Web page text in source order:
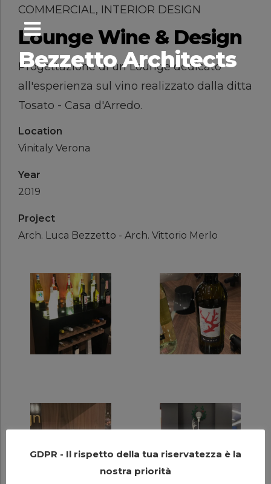
Bezzetto Architects
COMMERCIAL, INTERIOR DESIGN
Lounge Wine & Design
Progettazione di un Lounge dedicato
all'esperienza sul vino realizzato dalla ditta
Tosato - Casa d'Arredo.
Location
Vinitaly Verona
Year
2019
Project
Arch. Luca Bezzetto - Arch. Vittorio Merlo
GDPR - Il rispetto della tua riservatezza è la
nostra priorità